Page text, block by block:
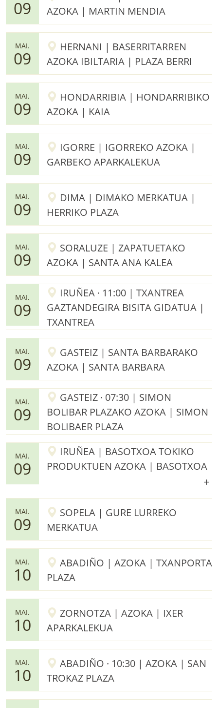
09
AZOKA | MARTIN MENDIA
MAI.
09
HERNANI | BASERRITARREN
AZOKA IBILTARIA | PLAZA BERRI
MAI.
09
HONDARRIBIA | HONDARRIBIKO
AZOKA | KAIA
MAI.
09
IGORRE | IGORREKO AZOKA |
GARBEKO APARKALEKUA
MAI.
09
DIMA | DIMAKO MERKATUA |
HERRIKO PLAZA
MAI.
09
SORALUZE | ZAPATUETAKO
AZOKA | SANTA ANA KALEA
MAI.
09
IRUÑEA · 11:00 | TXANTREA
GAZTANDEGIRA BISITA GIDATUA |
TXANTREA
MAI.
09
GASTEIZ | SANTA BARBARAKO
AZOKA | SANTA BARBARA
MAI.
09
GASTEIZ · 07:30 | SIMON
BOLIBAR PLAZAKO AZOKA | SIMON
BOLIBAER PLAZA
MAI.
09
IRUÑEA | BASOTXOA TOKIKO
PRODUKTUEN AZOKA | BASOTXOA
MAI.
09
SOPELA | GURE LURREKO
MERKATUA
MAI.
10
ABADIÑO | AZOKA | TXANPORTA
PLAZA
MAI.
10
ZORNOTZA | AZOKA | IXER
APARKALEKUA
MAI.
10
ABADIÑO · 10:30 | AZOKA | SAN
TROKAZ PLAZA